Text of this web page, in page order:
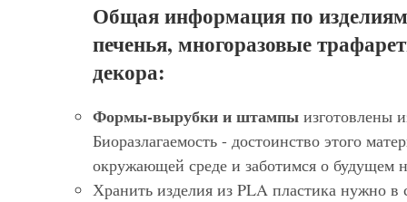
Общая информация по
печенья, многоразовые
декора:
Формы-вырубки и штампы изготовлены
Биоразлагаемость - достоинство этого
окружающей среде и заботимся о будущем
Хранить изделия из PLA пластика нужно в